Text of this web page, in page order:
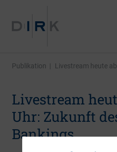
Publikation | Livestream heute
Livestream
Uhr: Zukunft
Bankings